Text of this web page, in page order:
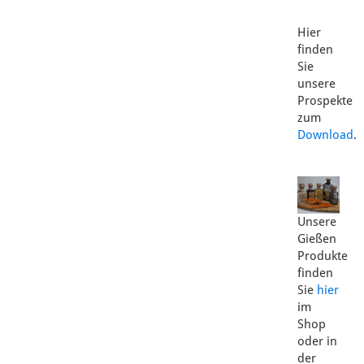
Hier
finden
Sie
unsere
Prospekte
zum
Download.
Unsere
Gießen
Produkte
finden
Sie hier
im
Shop
oder in
der